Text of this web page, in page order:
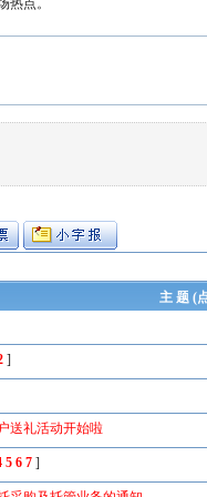
热点。
主 题 (
]
送礼活动开始啦
5 6 7 ]